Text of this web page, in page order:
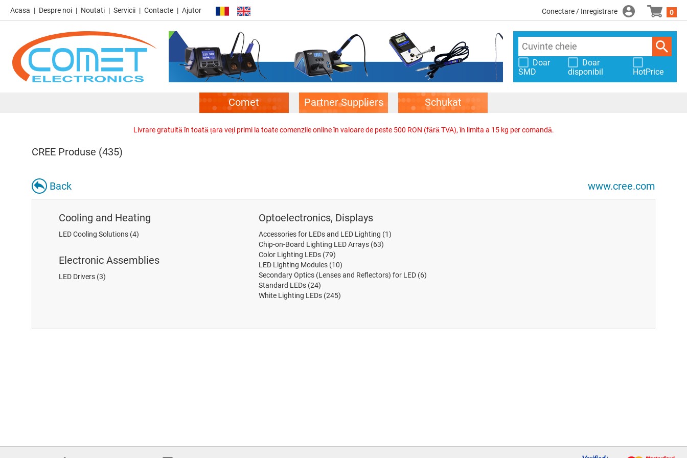
Acasa Despre noi Noutati Servicii Contacte Ajutor Conectare / Inregistrare 0
Doar
SMD
Doar
disponibil
HotPrice
Comet Partner Suppliers Schukat
Livrare gratuită în toată țara veți primi la toate comenzile online în valoare de peste 500 RON (fără TVA), în limita a 15 kg per comandă.
CREE Produse (435)
Back www.cree.com
Cooling and Heating
LED Cooling Solutions (4)
Electronic Assemblies
LED Drivers (3)
Optoelectronics, Displays
Accessories for LEDs and LED Lighting (1)
Chip-on-Board Lighting LED Arrays (63)
Color Lighting LEDs (79)
LED Lighting Modules (10)
Secondary Optics (Lenses and Reflectors) for LED (6)
Standard LEDs (24)
White Lighting LEDs (245)